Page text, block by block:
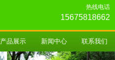
热线电话
15675818662
产品展示 新闻中心 联系我们